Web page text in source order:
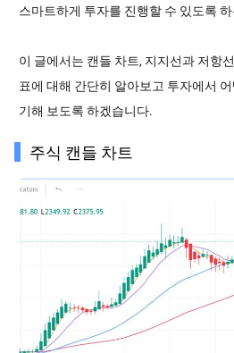
스마트하게 투자를 진행할 수 있도록
이 글에서는 캔들 차트, 지지선과 저항
표에 대해 간단히 알아보고 투자에서
기해 보도록 하겠습니다.
주식 캔들 차트